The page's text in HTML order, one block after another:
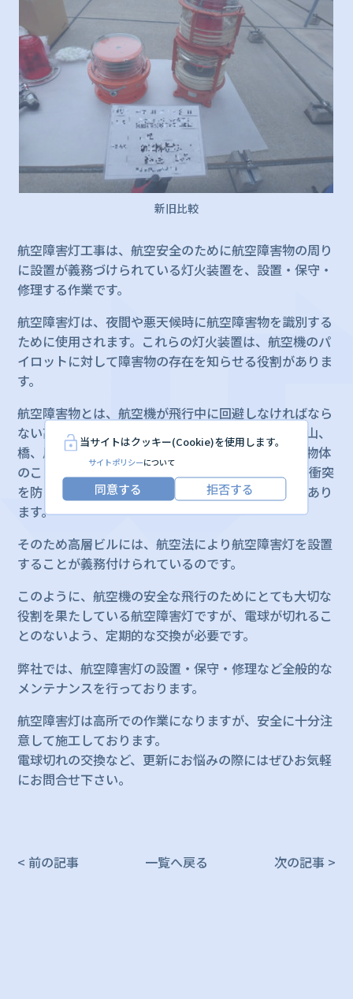
当サイトはクッキー(Cookie)を使用します。
サイトポリシーについて
同意する 拒否する
新旧比較
航空障害灯工事は、航空安全のために航空障害物の周り
に設置が義務づけられている灯火装置を、設置・保守・
修理する作業です。
航空障害灯は、夜間や悪天候時に航空障害物を識別する
ために使用されます。これらの灯火装置は、航空機のパ
イロットに対して障害物の存在を知らせる役割がありま
す。
航空障害物とは、航空機が飛行中に回避しなければなら
ない高層ビルなどの建物、塔、クレーン、送電塔、山、
橋、風力タービン、無人飛行機（ドローン）などの物体
のことを指します。 これらの障害物は、航空機との衝突
を防ぐために適切にマークされ、警告される必要があり
ます。
そのため高層ビルには、航空法により航空障害灯を設置
することが義務付けられているのです。
このように、航空機の安全な飛行のためにとても大切な
役割を果たしている航空障害灯ですが、電球が切れるこ
とのないよう、定期的な交換が必要です。
弊社では、航空障害灯の設置・保守・修理など全般的な
メンテナンスを行っております。
航空障害灯は高所での作業になりますが、安全に十分注
意して施工しております。
電球切れの交換など、更新にお悩みの際にはぜひお気軽
にお問合せ下さい。
< 前の記事 一覧へ戻る 次の記事 >